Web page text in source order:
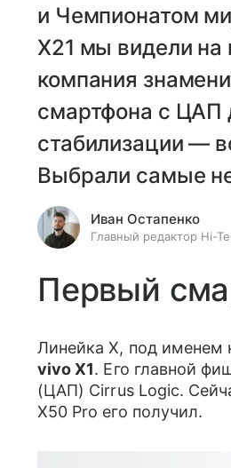
и Чемпионатом
X21 мы видели
компания
смартфона с ЦАП
стабилизации —
Выбрали самые
Иван Остапенко
Главный редактор Hi-
Первый
Линейка X, под именем
vivo X1. Его главной
(ЦАП) Cirrus Logic.
X50 Pro его получил.